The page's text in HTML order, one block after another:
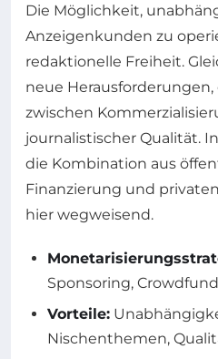
Die Möglichkeit,
Anzeigenkunden zu
redaktionelle Freiheit.
neue
zwischen
journalistischer Qualität.
die Kombination aus
Finanzierung und
hier wegweisend.
Sponsoring,
Vorteile:
Nischenthemen,